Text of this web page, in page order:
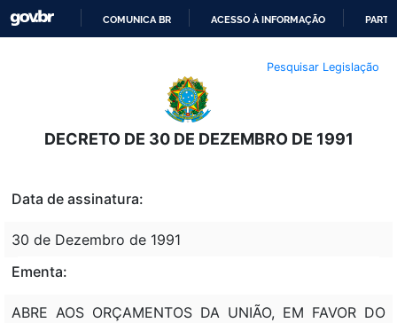
O
CONTEÚDO
COMUNICA BR ACESSO À INFORMAÇÃO
Pesquisar Legislação
DECRETO DE 30 DE DEZEMBRO DE 1991
Data de assinatura:
30 de Dezembro de 1991
Ementa:
ABRE AOS ORÇAMENTOS DA UNIÃO, EM FAVOR DO